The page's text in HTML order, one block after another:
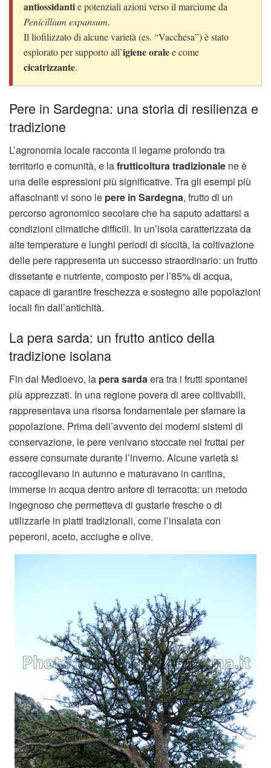
antiossidantie potenziali azioni verso il marciume da
Penicillium expansum.
Il liofilizzato di alcune varietà (es. “Vacchesa”) è stato
esplorato per supporto all’igiene oralee come
cicatrizzante.
Pere in Sardegna: una storia di resilienza e
tradizione
L’agronomia locale racconta il legame profondo tra
territorio e comunità, e lafrutticoltura tradizionale ne è
una delle espressioni più significative. Tra gli esempi più
affascinanti vi sono le pere in Sardegna, frutto di un
percorso agronomico secolare che ha saputo adattarsi a
condizioni climatiche difficili. In un’isola caratterizzata da
alte temperature e lunghi periodi di siccità, la coltivazione
delle pere rappresenta un successo straordinario: un frutto
dissetante e nutriente, composto per l’85% di acqua,
capace di garantire freschezza e sostegno alle popolazioni
locali fin dall’antichità.
La pera sarda: un frutto antico della
tradizione isolana
Fin dal Medioevo, la pera sardaera tra i frutti spontanei
più apprezzati. In una regione povera di aree coltivabili,
rappresentava una risorsa fondamentale per sfamare la
popolazione. Prima dell’avvento dei moderni sistemi di
conservazione, le pere venivano stoccate nei fruttai per
essere consumate durante l’inverno. Alcune varietà si
raccoglievano in autunno e maturavano in cantina,
immerse in acqua dentro anfore di terracotta: un metodo
ingegnoso che permetteva di gustarle fresche o di
utilizzarle in piatti tradizionali, come l’insalata con
peperoni, aceto, acciughe e olive.